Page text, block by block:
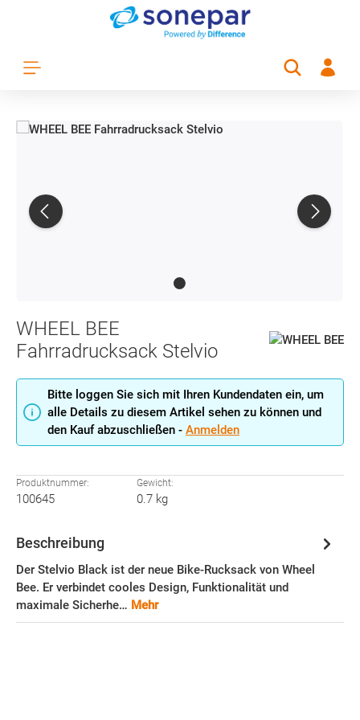
Zum Hauptinhalt springen
WHEEL BEE
Fahrradrucksack Stelvio
Bitte loggen Sie sich mit Ihren Kundendaten ein, um
alle Details zu diesem Artikel sehen zu können und
den Kauf abzuschließen - Anmelden
Produktnummer:
100645
Gewicht:
0.7 kg
Beschreibung
Der Stelvio Black ist der neue Bike-Rucksack von Wheel
Bee. Er verbindet cooles Design, Funktionalität und
maximale Sicherhe… Mehr